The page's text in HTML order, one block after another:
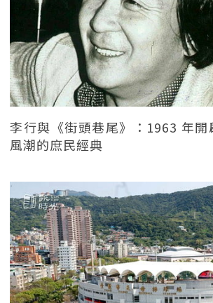
李行與《街頭巷尾》：1963 年開
風潮的庶民經典